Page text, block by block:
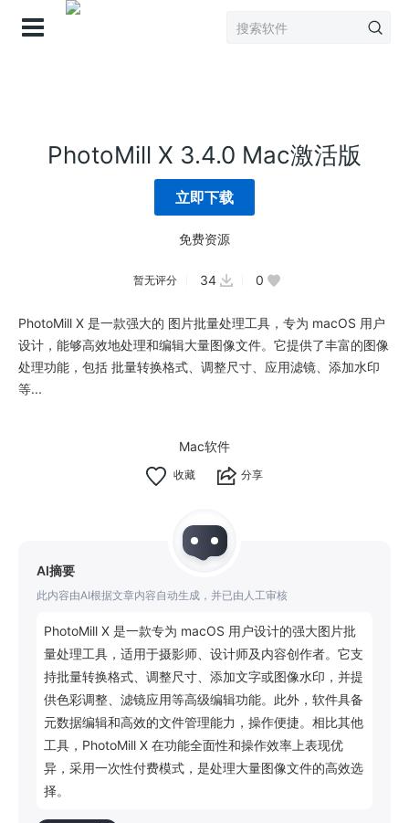
PhotoMill X 3.4.0 Mac激活版
立即下载
免费资源
暂无评分 34 0
PhotoMill X 是一款强大的 图片批量处理工具，专为 macOS 用户
设计，能够高效地处理和编辑大量图像文件。它提供了丰富的图像
处理功能，包括 批量转换格式、调整尺寸、应用滤镜、添加水印
等...
Mac软件
分享
AI摘要
此内容由AI根据文章内容自动生成，并已由人工审核
PhotoMill X 是一款专为 macOS 用户设计的强大图片批
量处理工具，适用于摄影师、设计师及内容创作者。它支
持批量转换格式、调整尺寸、添加文字或图像水印，并提
供色彩调整、滤镜应用等高级编辑功能。此外，软件具备
元数据编辑和高效的文件管理能力，操作便捷。相比其他
工具，PhotoMill X 在功能全面性和操作效率上表现优
异，采用一次性付费模式，是处理大量图像文件的高效选
择。